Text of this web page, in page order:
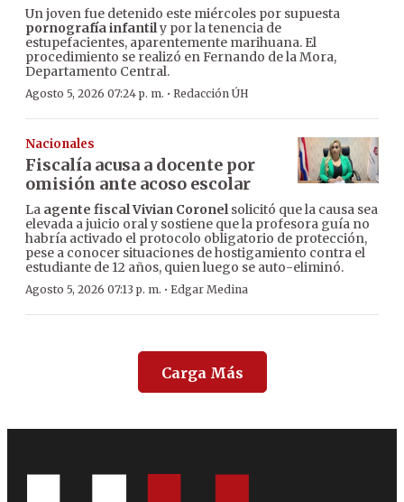
Un joven fue detenido este miércoles por supuesta
pornografía infantily por la tenencia de
estupefacientes, aparentemente marihuana. El
procedimiento se realizó en Fernando de la Mora,
Departamento Central.
Agosto 5, 2026 07:24 p. m. · Redacción ÚH
Nacionales
Fiscalía acusa a docente por
omisión ante acoso escolar
La agente fiscal Vivian Coronelsolicitó que la causa sea
elevada a juicio oral y sostiene que la profesora guía no
habría activado el protocolo obligatorio de protección,
pese a conocer situaciones de hostigamiento contra el
estudiante de 12 años, quien luego se auto-eliminó.
Agosto 5, 2026 07:13 p. m. · Edgar Medina
Carga Más